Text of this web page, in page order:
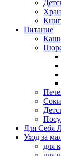
Питание
Соки
Для Себя
Уход за
для